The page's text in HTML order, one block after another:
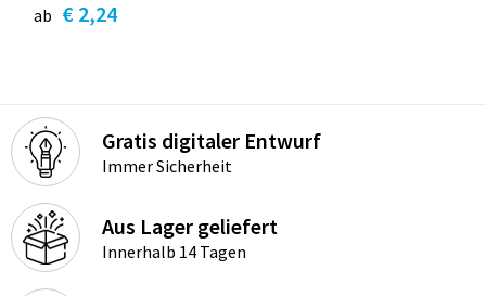
ab € 2,24
Gratis digitaler Entwurf
Immer Sicherheit
Aus Lager geliefert
Innerhalb 14 Tagen